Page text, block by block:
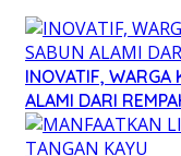
INOVATIF, WARGA
ALAMI DARI